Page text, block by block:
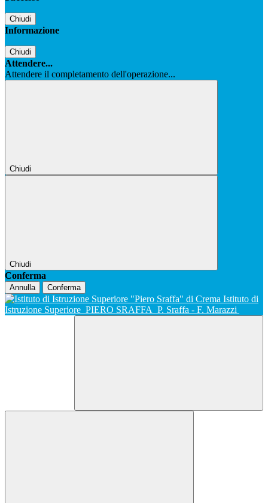
Chiudi
Informazione
Chiudi
Attendere...
Attendere il completamento dell'operazione...
Chiudi
Chiudi
Conferma
Annulla Conferma
Istituto di
Istruzione Superiore PIERO SRAFFA P. Sraffa - F. Marazzi